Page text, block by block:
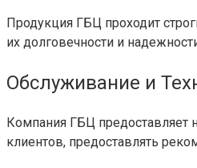
Продукция ГБЦ проходит
их долговечности и
Обслуживание и
Компания ГБЦ предоставляет
клиентов, предоставлять